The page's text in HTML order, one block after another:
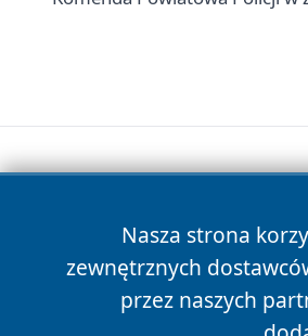
Nasza strona
zewnętrznych
przez naszych